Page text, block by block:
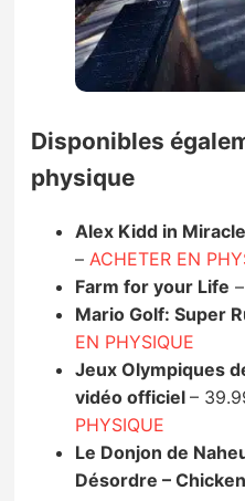
Disponibles
physique
Alex Kidd in
–ACHETER EN
Farm for your Life
Mario Golf: Super
EN PHYSIQUE
Jeux Olympiques
vidéo officiel–
PHYSIQUE
Le Donjon de
Désordre –